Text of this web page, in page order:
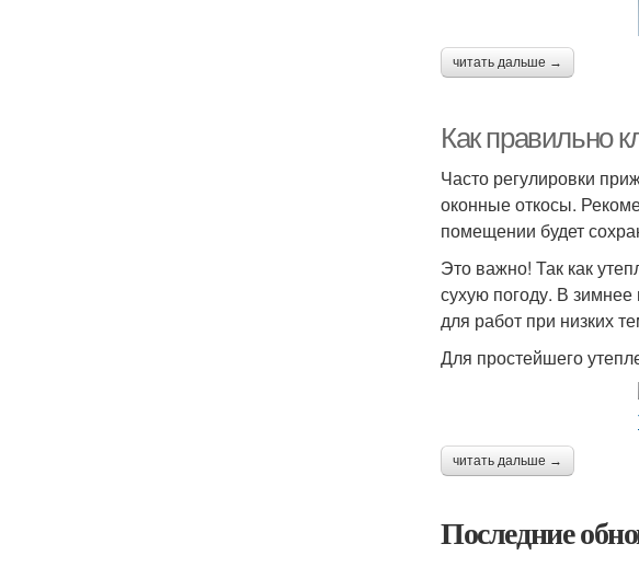
читать дальше →
Как правильно
Часто регулировки
оконные откосы.
помещении будет
Это важно! Так как
сухую погоду. В
для работ при низких
Для простейшего
читать дальше →
Последние